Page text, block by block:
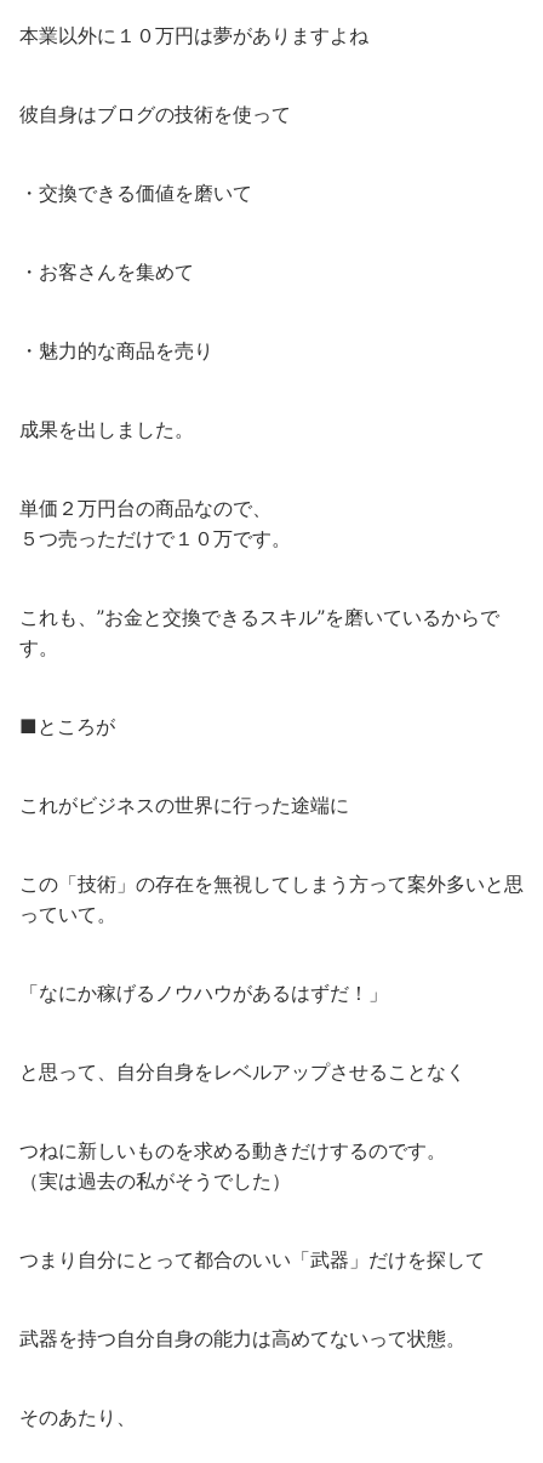
本業以外に１０万円は夢がありますよね
彼自身はブログの技術を使って
・交換できる価値を磨いて
・お客さんを集めて
・魅力的な商品を売り
成果を出しました。
単価２万円台の商品なので、
５つ売っただけで１０万です。
これも、”お金と交換できるスキル”を磨いているからで
す。
■ところが
これがビジネスの世界に行った途端に
この「技術」の存在を無視してしまう方って案外多いと思
っていて。
「なにか稼げるノウハウがあるはずだ！」
と思って、自分自身をレベルアップさせることなく
つねに新しいものを求める動きだけするのです。
（実は過去の私がそうでした）
つまり自分にとって都合のいい「武器」だけを探して
武器を持つ自分自身の能力は高めてないって状態。
そのあたり、